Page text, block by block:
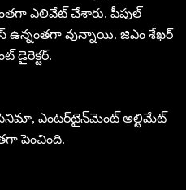
ఎలివేట్ చేశారు. పీపుల్
ఉన్నంతగా వున్నాయి. జిఎం శేఖర్
డైరెక్టర్.
సినిమా, ఎంటర్‌టైన్‌మెంట్ అల్టిమేట్
పెంచింది.